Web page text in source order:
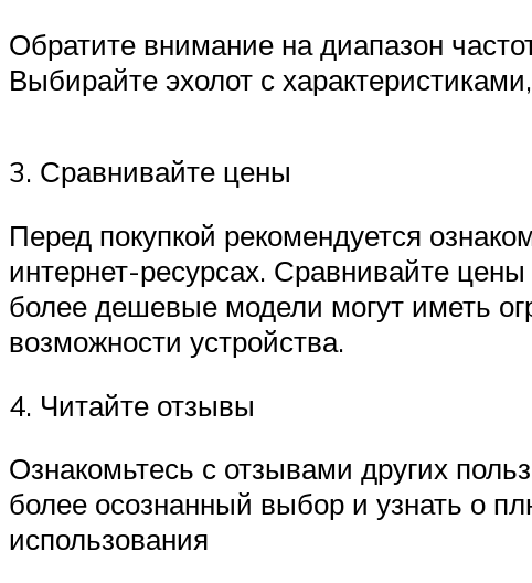
Обратите внимание на диапазон
Выбирайте эхолот с
3. Сравнивайте цены
Перед покупкой рекомендуется
интернет-ресурсах. Сравнивайте
более дешевые модели могут иметь
возможности устройства.
4. Читайте отзывы
Ознакомьтесь с отзывами других
более осознанный выбор и узнать о
использования